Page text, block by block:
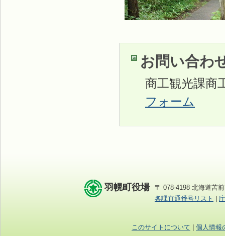
お問い合わ
商工観光課商
フォーム
羽幌町役場
〒 078-4198 北海道苫
各課直通番号リスト
このサイトについて 個人情報